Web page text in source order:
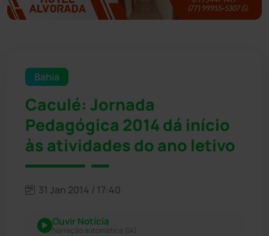
Bahia
Caculé: Jornada
Pedagógica 2014 dá início
às atividades do ano letivo
31 Jan 2014 / 17:40
Ouvir Notícia
Narração automática (IA)